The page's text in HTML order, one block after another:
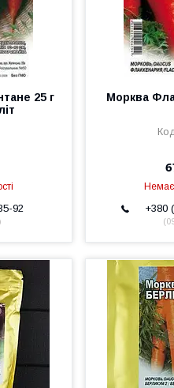
25 г
92
Морква
Немає
+380